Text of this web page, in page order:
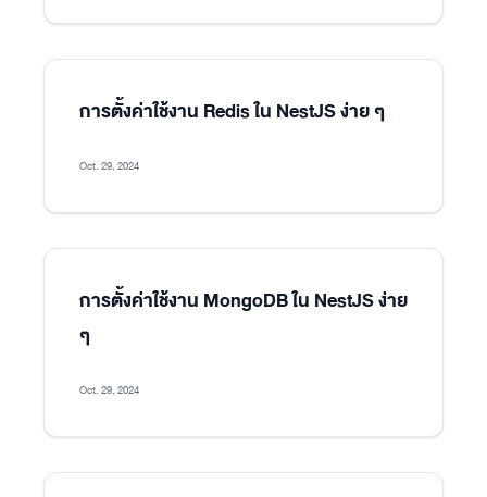
การตั้งค่าใช้งาน Redis ใน NestJS ง่าย ๆ
Oct. 29, 2024
การตั้งค่าใช้งาน MongoDB ใน NestJS ง่าย
ๆ
Oct. 29, 2024